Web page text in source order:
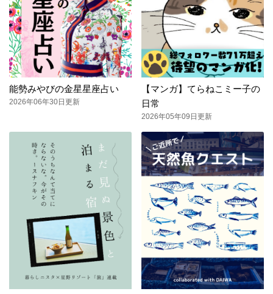
能勢みやびの金星星座占い
2026年06年30日更新
【マンガ】てらねこミー子の
日常
2026年05年09日更新